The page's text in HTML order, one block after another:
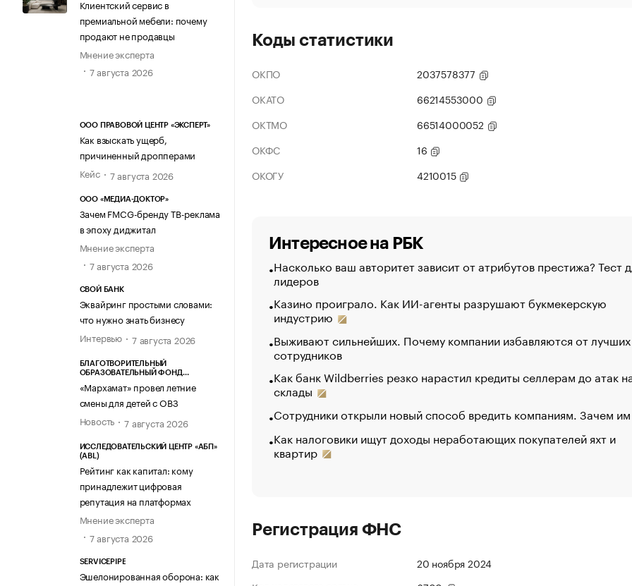
Клиентский сервис в
премиальной мебели: почему
продают не продавцы
Мнение эксперта
7 августа 2026
ООО ПРАВОВОЙ ЦЕНТР «ЭКСПЕРТ»
Как взыскать ущерб,
причиненный дропперами
Кейс
7 августа 2026
ООО «МЕДИА-ДОКТОР»
Зачем FMCG-бренду ТВ-реклама
в эпоху диджитал
Мнение эксперта
7 августа 2026
СВОЙ БАНК
Эквайринг простыми словами:
что нужно знать бизнесу
Интервью
7 августа 2026
БЛАГОТВОРИТЕЛЬНЫЙ
ОБРАЗОВАТЕЛЬНЫЙ ФОНД
«Мархамат» провел летние
смены для детей с ОВЗ
Новость
7 августа 2026
ИССЛЕДОВАТЕЛЬСКИЙ ЦЕНТР «АБП»
(ABL)
Рейтинг как капитал: кому
принадлежит цифровая
репутация на платформах
Мнение эксперта
7 августа 2026
SERVICEPIPE
Эшелонированная оборона: как
Коды статистики
ОКПО
2037578377
ОКАТО
66214553000
ОКТМО
66514000052
ОКФС
16
ОКОГУ
4210015
Интересное на РБК
Насколько ваш авторитет зависит от атрибутов престижа? Тест
лидеров
Казино проиграло. Как ИИ-агенты разрушают букмекерскую
индустрию
Выживают сильнейших. Почему компании избавляются от лучших
сотрудников
Как банк Wildberries резко нарастил кредиты селлерам до атак
склады
Сотрудники открыли новый способ вредить компаниям. Зачем
Как налоговики ищут доходы неработающих покупателей яхт и
квартир
Регистрация ФНС
Дата регистрации
20 ноября 2024